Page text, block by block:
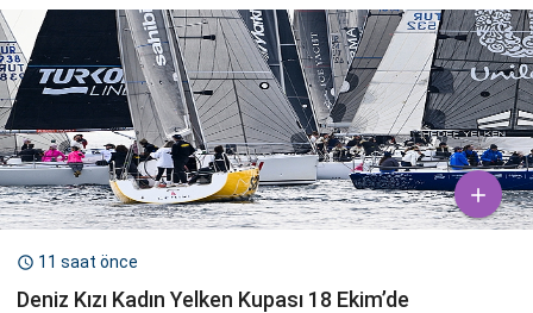

 11 saat önce
Deniz Kızı Kadın Yelken Kupası 18 Ekim’de